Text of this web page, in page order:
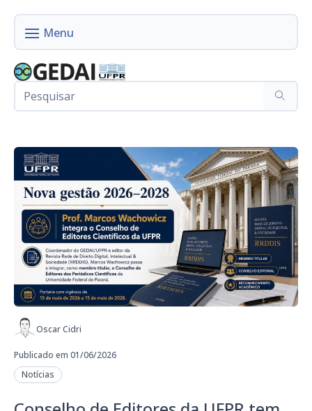
Oscar Cidri
Publicado em 01/06/2026
Notícias